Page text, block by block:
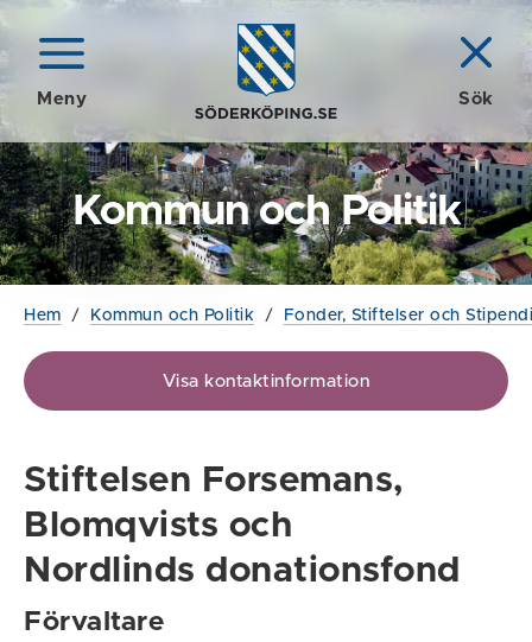
Meny Sök
Kommun och Politik
Hem / Kommun och Politik / Fonder, Stiftelser och
Visa kontaktinformation
Stiftelsen Forsemans,
Blomqvists och
Nordlinds donationsfond
Förvaltare